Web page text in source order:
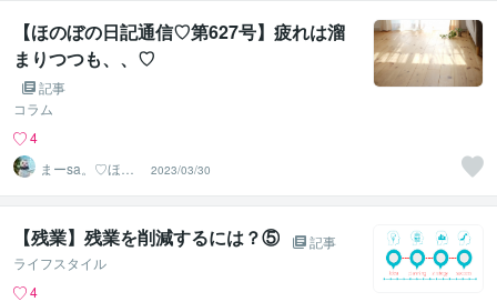
【ほのぼの日記通信♡第627号】疲れは溜
まりつつも、、♡
記事
コラム
4
まーsa。♡ほの
ぼのブログ毎日
配信♡
2023/03/30
【残業】残業を削減するには？⑤
記事
ライフスタイル
4